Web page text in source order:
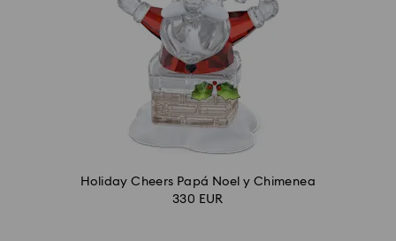
Holiday Cheers Papá Noel y Chimenea
330 EUR